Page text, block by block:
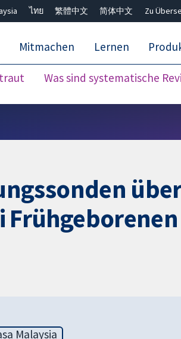
ไทย 繁體中文 简体中文 Zu
Was sind systematische
Mitmachen Lernen
Malaysia